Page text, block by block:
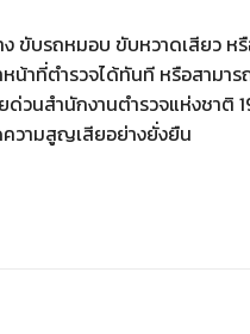
ขับรถหมอบ ขับหวาดเสียว ห
น้าที่ตำรวจได้ทันที หรือสาม
ด่วนสำนักงานตำรวจแห่งชาติ
วามสูญเสียอย่างยั่งยืน